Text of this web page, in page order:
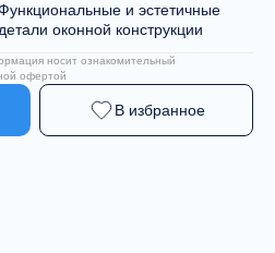
и эстетичные
детали оконной конструкции
носит ознакомительный
офертой
В избранное